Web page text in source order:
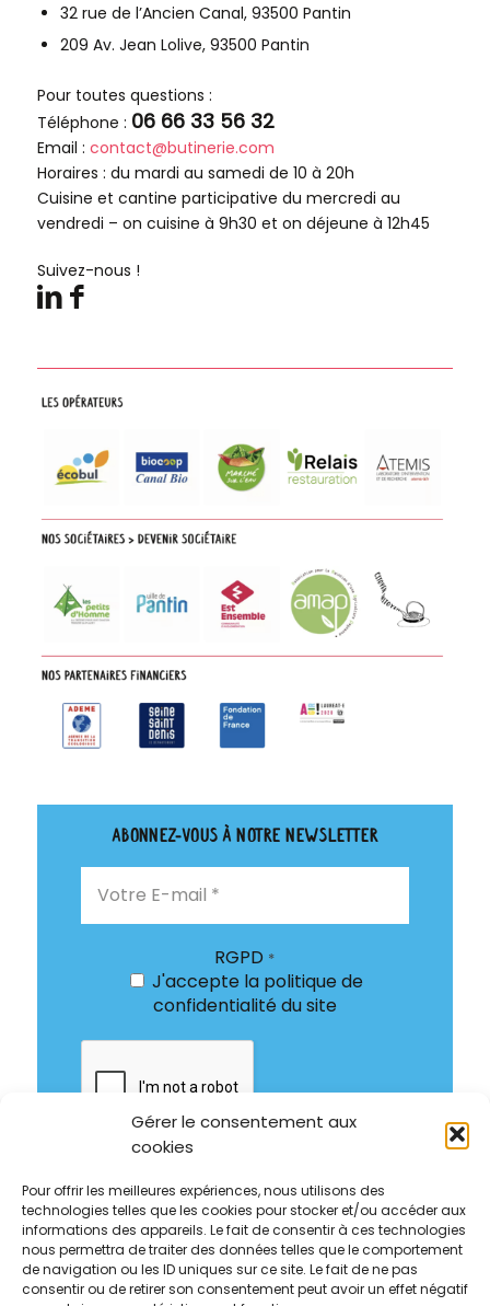
Gérer le consentement aux
cookies
Pour offrir les meilleures expériences, nous utilisons des
technologies telles que les cookies pour stocker et/ou accéder aux
informations des appareils. Le fait de consentir à ces technologies
nous permettra de traiter des données telles que le comportement
de navigation ou les ID uniques sur ce site. Le fait de ne pas
consentir ou de retirer son consentement peut avoir un effet négatif
32 rue de l’Ancien Canal, 93500 Pantin
209 Av. Jean Lolive, 93500 Pantin
Pour toutes questions :
Téléphone : 06 66 33 56 32
Email : contact@butinerie.com
Horaires : du mardi au samedi de 10 à 20h
Cuisine et cantine participative du mercredi au
vendredi – on cuisine à 9h30 et on déjeune à 12h45
Suivez-nous !
Abonnez-vous à notre newsletter
RGPD *
J'accepte la politique de
confidentialitédu site